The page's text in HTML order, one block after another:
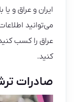
ایران و عراق و یا
می‌توانید
عراق را کسب
کنید.
صادرات